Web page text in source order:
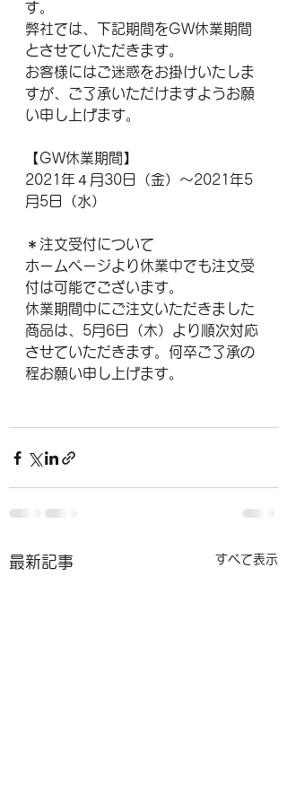
す。
弊社では、下記期間をGW休業期間
とさせていただきます。
お客様にはご迷惑をお掛けいたしま
すが、ご了承いただけますようお願
い申し上げます。
【GW休業期間】
2021年４月30日（金）～2021年5
月5日（水）
＊注文受付について
ホームページより休業中でも注文受
付は可能でございます。
休業期間中にご注文いただきました
商品は、5月6日（木）より順次対応
させていただきます。何卒ご了承の
程お願い申し上げます。
最新記事 すべて表示